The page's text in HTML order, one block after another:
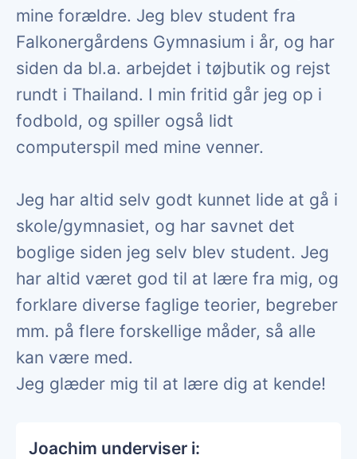
mine forældre. Jeg blev student fra
Falkonergårdens Gymnasium i år, og har
siden da bl.a. arbejdet i tøjbutik og rejst
rundt i Thailand. I min fritid går jeg op i
fodbold, og spiller også lidt
computerspil med mine venner.
Jeg har altid selv godt kunnet lide at gå i
skole/gymnasiet, og har savnet det
boglige siden jeg selv blev student. Jeg
har altid været god til at lære fra mig, og
forklare diverse faglige teorier, begreber
mm. på flere forskellige måder, så alle
kan være med.
Jeg glæder mig til at lære dig at kende!
Joachim underviser i: